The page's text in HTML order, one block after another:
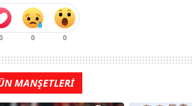
MANŞETLERİ